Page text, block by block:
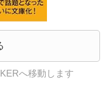
へ移動します